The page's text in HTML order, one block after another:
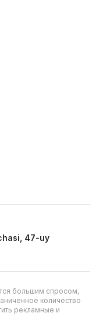
47-uy
большим спросом,
количество
рекламные и